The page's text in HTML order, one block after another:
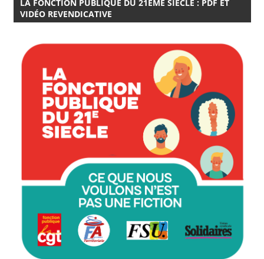
LA FONCTION PUBLIQUE DU 21EME SIÈCLE : PDF ET
VIDÉO REVENDICATIVE